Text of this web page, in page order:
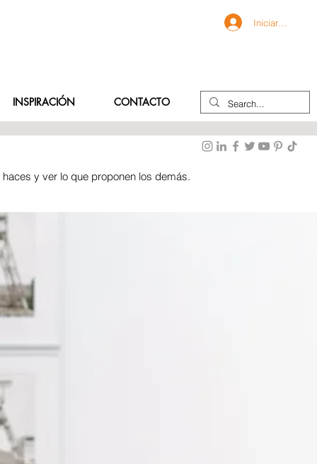
INSPIRACIÓN CONTACTO
Iniciar sesión
y ver lo que proponen los demás.